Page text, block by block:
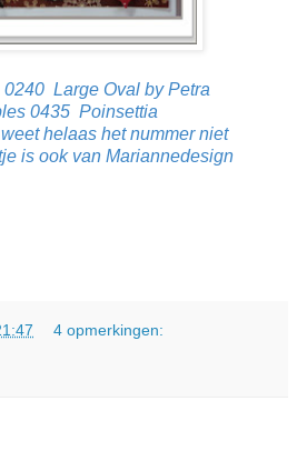
Large Oval by Petra
0435 Poinsettia
helaas het nummer niet
is ook van Mariannedesign
4 opmerkingen: